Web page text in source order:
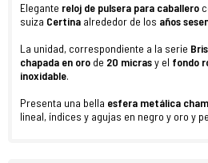
Elegante reloj de pulsera para caballero
suiza Certina alrededor de los años
La unidad, correspondiente a la serie
chapada en oro de 20 micrasy el fondo
inoxidable.
Presenta una bella esfera metálica
lineal, índices y agujas en negro y oro y